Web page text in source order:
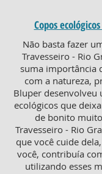
Copos
Não basta fazer
Travesseiro - Rio
suma importância
com a natureza,
Bluper desenvolveu
ecológicos que
de bonito
Travesseiro - Rio
que você cuide
você, contribuía
utilizando esses